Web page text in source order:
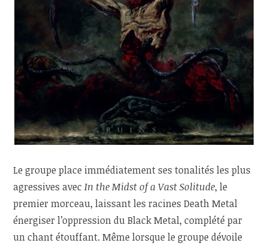
Le groupe place immédiatement ses tonalités les plus
agressives avecIn the Midst of a Vast Solitude, le
premier morceau, laissant les racines Death Metal
énergiser l’oppression du Black Metal, complété par
un chant étouffant. Même lorsque le groupe dévoile